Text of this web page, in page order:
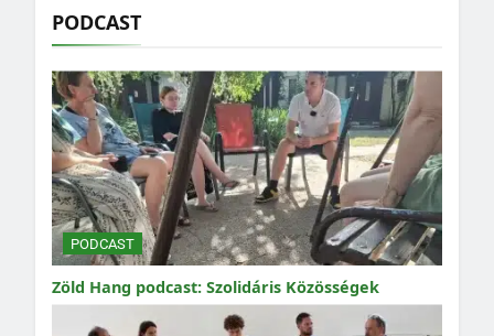
PODCAST
PODCAST
Zöld Hang podcast: Szolidáris Közösségek